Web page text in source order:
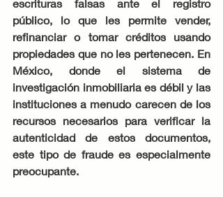
escrituras falsas ante el registro
público, lo que les permite vender,
refinanciar o tomar créditos usando
propiedades que no les pertenecen. En
México, donde el sistema de
investigación inmobiliaria es débil y las
instituciones a menudo carecen de los
recursos necesarios para verificar la
autenticidad de estos documentos,
este tipo de fraude es especialmente
preocupante.